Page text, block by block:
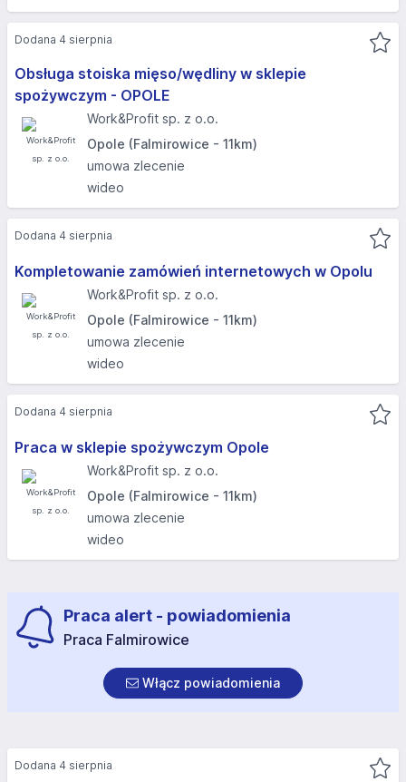
Obsługa stoiska mięso/wędliny w sklepie
spożywczym - OPOLE
Work&Profit sp. z o.o.
Opole (Falmirowice - 11km)
umowa zlecenie
wideo
Dodana 4 sierpnia
Kompletowanie zamówień internetowych w Opolu
Work&Profit sp. z o.o.
Opole (Falmirowice - 11km)
umowa zlecenie
wideo
Dodana 4 sierpnia
Praca w sklepie spożywczym Opole
Work&Profit sp. z o.o.
Opole (Falmirowice - 11km)
umowa zlecenie
wideo
Dodana 4 sierpnia
Praca alert - powiadomienia
Praca Falmirowice
Włącz powiadomienia
Dodana 4 sierpnia